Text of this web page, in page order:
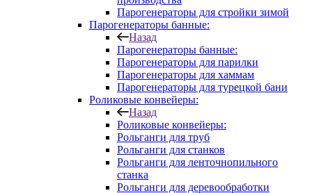
Парогенераторы для стройки зимой
Парогенераторы банные:
Назад
Парогенераторы банные:
Парогенераторы для парилки
Парогенераторы для хаммам
Парогенераторы для турецкой бани
Роликовые конвейеры:
Назад
Роликовые конвейеры:
Рольганги для труб
Рольганги для станков
Рольганги для ленточнопильного
станка
Рольганги для деревообработки